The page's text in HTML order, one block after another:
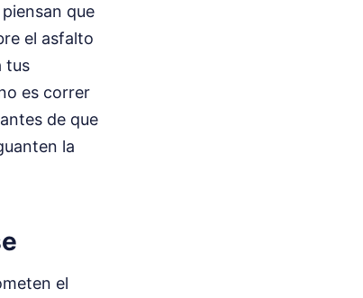
que
el asfalto
tus
es correr
de que
la
el